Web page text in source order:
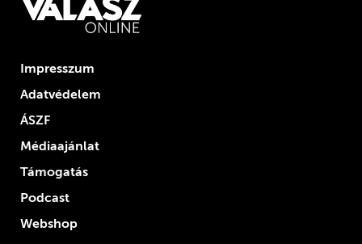
Impresszum
Adatvédelem
ÁSZF
Médiaajánlat
Támogatás
Podcast
Webshop